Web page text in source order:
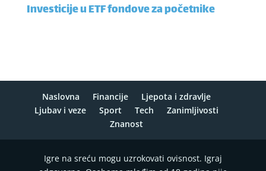
Investicije u ETF fondove za početnike
Naslovna Financije
Ljepota i zdravlje
Ljubav i veze
Sport Tech
Zanimljivosti
Znanost
Igre na sreću mogu uzrokovati ovisnost. Igraj